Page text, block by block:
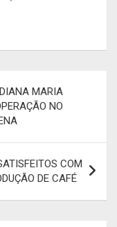
MARIA
NO
COM
DE CAFÉ